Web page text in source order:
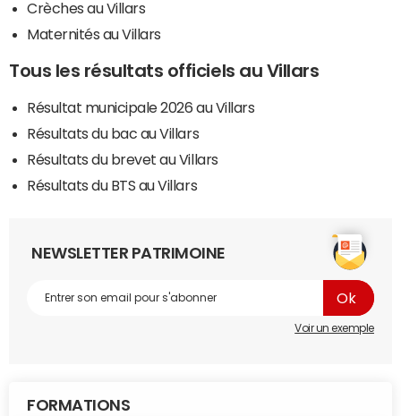
Crèches au Villars
Maternités au Villars
Tous les résultats officiels au Villars
Résultat municipale 2026 au Villars
Résultats du bac au Villars
Résultats du brevet au Villars
Résultats du BTS au Villars
NEWSLETTER PATRIMOINE
Voir un exemple
FORMATIONS